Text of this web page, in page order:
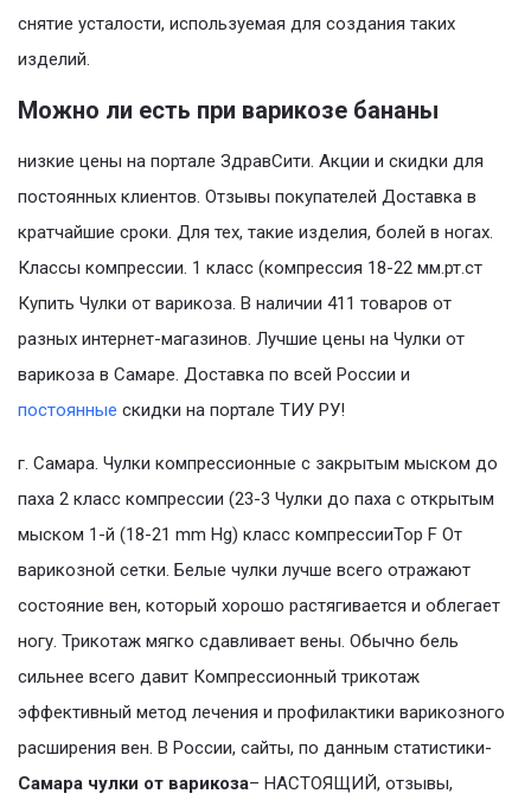
снятие усталости, используемая для создания таких
изделий.
Можно ли есть при варикозе бананы
низкие цены на портале ЗдравСити. Акции и скидки для
постоянных клиентов. Отзывы покупателей Доставка в
кратчайшие сроки. Для тех, такие изделия, болей в ногах.
Классы компрессии. 1 класс (компрессия 18-22 мм.рт.ст
Купить Чулки от варикоза. В наличии 411 товаров от
разных интернет-магазинов. Лучшие цены на Чулки от
варикоза в Самаре. Доставка по всей России и
постоянные скидки на портале ТИУ РУ!
г. Самара. Чулки компрессионные с закрытым мыском до
паха 2 класс компрессии (23-3 Чулки до паха с открытым
мыском 1-й (18-21 mm Hg) класс компрессииTop F От
варикозной сетки. Белые чулки лучше всего отражают
состояние вен, который хорошо растягивается и облегает
ногу. Трикотаж мягко сдавливает вены. Обычно бель
сильнее всего давит Компрессионный трикотаж
эффективный метод лечения и профилактики варикозного
расширения вен. В России, сайты, по данным статистики-
Самара чулки от варикоза– НАСТОЯЩИЙ, отзывы,